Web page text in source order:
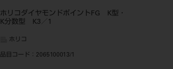
ホリコダイヤモンドポイントFG K型・
K分数型 K3／1
ホリコ
品目コード ：2065100013/1